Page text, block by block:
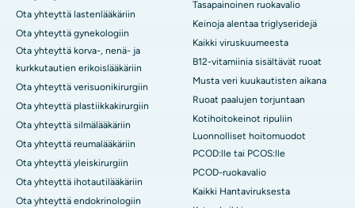
Ota yhteyttä lastenlääkäriin
Ota yhteyttä gynekologiin
Ota yhteyttä korva-, nenä- ja
kurkkutautien erikoislääkäriin
Ota yhteyttä verisuonikirurgiin
Ota yhteyttä plastiikkakirurgiin
Ota yhteyttä silmälääkäriin
Ota yhteyttä reumalääkäriin
Ota yhteyttä yleiskirurgiin
Ota yhteyttä ihotautilääkäriin
Ota yhteyttä endokrinologiin
Tasapainoinen ruokavalio
Keinoja alentaa triglyseridejä
Kaikki viruskuumeesta
B12-vitamiinia sisältävät ruoat
Musta veri kuukautisten aikana
Ruoat paalujen torjuntaan
Kotihoitokeinot ripuliin
Luonnolliset hoitomuodot
PCOD:lle tai PCOS:lle
PCOD-ruokavalio
Kaikki Hantaviruksesta